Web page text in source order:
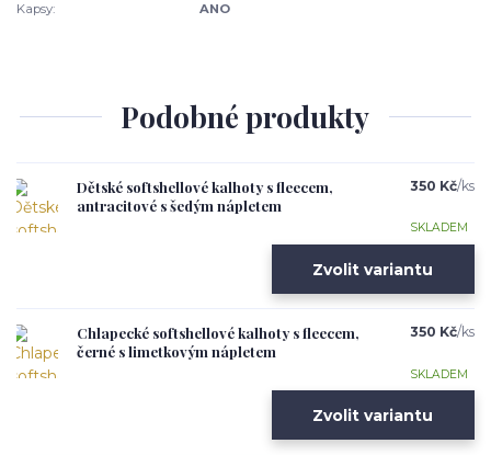
Kapsy: ANO
Podobné produkty
Dětské softshellové kalhoty s fleecem,
antracitové s šedým nápletem
350 Kč/ks
SKLADEM
Zvolit variantu
Chlapecké softshellové kalhoty s fleecem,
černé s limetkovým nápletem
350 Kč/ks
SKLADEM
Zvolit variantu